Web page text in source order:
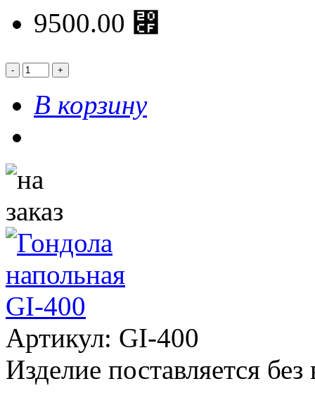
9500.00 ⃏
В корзину
Артикул: GI-400
Изделие поставляется без